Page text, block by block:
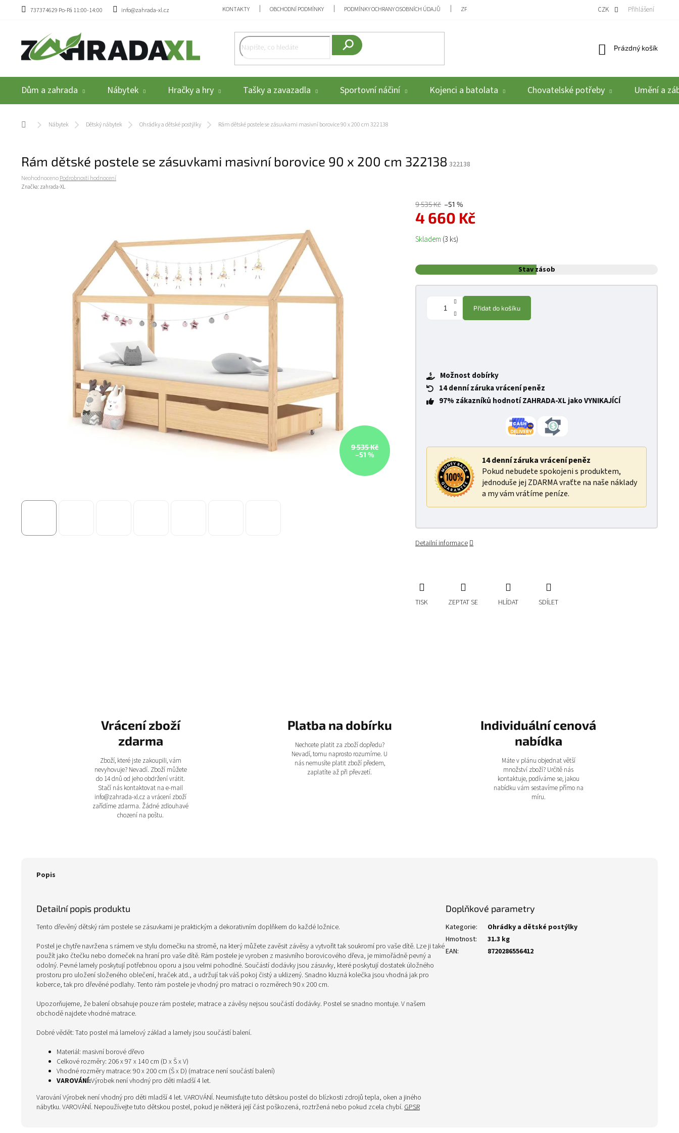
Přejít na obsah
737374629 Po-Pá 11:00-14:00 info@zahrada-xl.cz KONTAKTY OBCHODNÍ PODMÍNKY PODMÍNKY OCHRANY OSOBNÍCH ÚDAJŮ ZPĚTNÝ ODBĚR VYSLOUŽILÝCH ELEKTROZAŘÍZENÍ / BATERIÍ REKLAMACE A
CZK Přihlášení
Nákupní košík
Prázdný košík
Dům a zahrada Nábytek Hračky a hry Tašky a zavazadla Sportovní náčiní Kojenci a batolata Chovatelské potřeby Umění a
Domů Nábytek Dětský nábytek Ohrádky a dětské postýlky Rám dětské postele se zásuvkami masivní borovice 90 x 200 cm 322138
Rám dětské postele se zásuvkami masivní borovice 90 x 200 cm 322138 322138
Průměrné hodnocení produktu je 0,0 z 5 hvězdiček.
NeohodnocenoPodrobnosti hodnocení
Značka: zahrada-XL
9 535 Kč
–51 %
9 535 Kč –51 %
4 660 Kč
Měrná cena:
Skladem (3 ks)
Stav zásob
Přidat do košíku
Možnost dobírky
14 denní záruka vrácení peněz
97% zákazníků hodnotí ZAHRADA-XL jako VYNIKAJÍCÍ
14 denní záruka vrácení peněz
Pokud nebudete spokojeni s produktem,
jednoduše jej ZDARMA vraťte na naše náklady
a my vám vrátíme peníze.
Detailní informace
TISK ZEPTAT SE HLÍDAT SDÍLET
Vrácení zboží
zdarma
Zboží, které jste zakoupili, vám
nevyhovuje? Nevadí. Zboží můžete
do 14 dnů od jeho obdržení vrátit.
Stačí nás kontaktovat na e-mail
info@zahrada-xl.cz a vrácení zboží
zařídíme zdarma. Žádné zdlouhavé
chození na poštu.
Platba na dobírku
Nechcete platit za zboží dopředu?
Nevadí, tomu naprosto rozumíme. U
nás nemusíte platit zboží předem,
zaplatíte až při převzetí.
Individuální cenová
nabídka
Máte v plánu objednat větší
množství zboží? Určitě nás
kontaktuje, podíváme se, jakou
nabídku vám sestavíme přímo na
míru.
Popis
Detailní popis produktu
Tento dřevěný dětský rám postele se zásuvkami je praktickým a dekorativním doplňkem do každé ložnice.
Postel je chytře navržena s rámem ve stylu domečku na stromě, na který můžete zavěsit závěsy a vytvořit tak soukromí pro vaše dítě. Lze ji také
použít jako čtečku nebo domeček na hraní pro vaše dítě. Rám postele je vyroben z masivního borovicového dřeva, je mimořádně pevný a
odolný. Pevné lamely poskytují potřebnou oporu a jsou velmi pohodlné. Součástí dodávky jsou zásuvky, které poskytují dostatek úložného
prostoru pro uložení složeného oblečení, hraček atd., a udržují tak váš pokoj čistý a uklizený. Snadno kluzná kolečka jsou vhodná jak pro
koberce, tak pro dřevěné podlahy. Tento rám postele je vhodný pro matraci o rozměrech 90 x 200 cm.
Upozorňujeme, že balení obsahuje pouze rám postele; matrace a závěsy nejsou součástí dodávky. Postel se snadno montuje. V našem
obchodě najdete vhodné matrace.
Dobré vědět: Tato postel má lamelový základ a lamely jsou součástí balení.
Materiál: masivní borové dřevo
Celkové rozměry: 206 x 97 x 140 cm (D x Š x V)
Vhodné rozměry matrace: 90 x 200 cm (Š x D) (matrace není součástí balení)
VAROVÁNÍ:Výrobek není vhodný pro děti mladší 4 let.
Varování Výrobek není vhodný pro děti mladší 4 let. VAROVÁNÍ. Neumisťujte tuto dětskou postel do blízkosti zdrojů tepla, oken a jiného
nábytku. VAROVÁNÍ. Nepoužívejte tuto dětskou postel, pokud je některá její část poškozená, roztržená nebo pokud zcela chybí. GPSR
Doplňkové parametry
Kategorie:
Ohrádky a dětské postýlky
Hmotnost:
31.3 kg
EAN: 8720286556412